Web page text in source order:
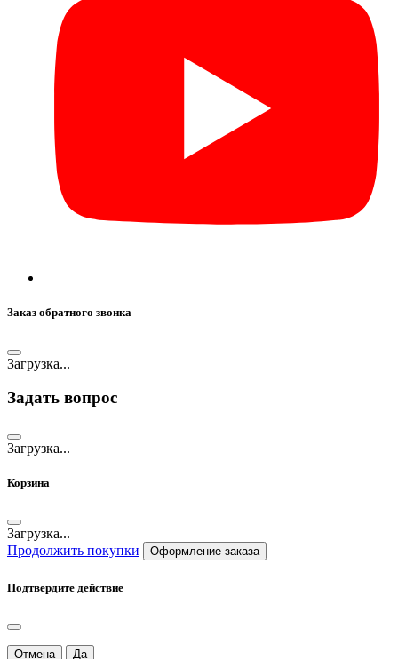
Заказ обратного звонка
Загрузка...
Задать вопрос
Загрузка...
Корзина
Загрузка...
Продолжить покупки
Оформление заказа
Подтвердите действие
Отмена Да